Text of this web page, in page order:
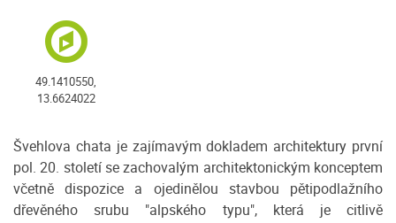
49.1410550,
13.6624022
Švehlova chata je zajímavým dokladem architektury první
pol. 20. století se zachovalým architektonickým konceptem
včetně dispozice a ojedinělou stavbou pětipodlažního
dřevěného srubu "alpského typu", která je citlivě